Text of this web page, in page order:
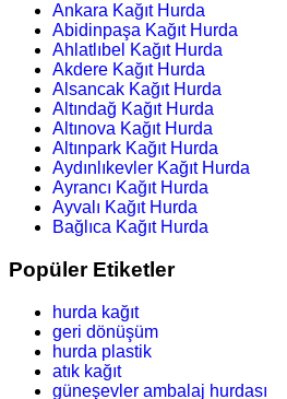
Ankara Kağıt Hurda
Abidinpaşa Kağıt Hurda
Ahlatlıbel Kağıt Hurda
Akdere Kağıt Hurda
Alsancak Kağıt Hurda
Altındağ Kağıt Hurda
Altınova Kağıt Hurda
Altınpark Kağıt Hurda
Aydınlıkevler Kağıt Hurda
Ayrancı Kağıt Hurda
Ayvalı Kağıt Hurda
Bağlıca Kağıt Hurda
Popüler Etiketler
hurda kağıt
geri dönüşüm
hurda plastik
atık kağıt
güneşevler ambalaj hurdası